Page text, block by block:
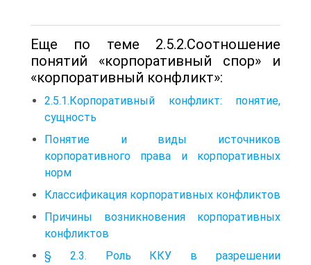
Еще по теме 2.5.2.Соотношение
понятий «корпоративный спор» и
«корпоративный конфликт»:
2.5.1.Корпоративный конфликт: понятие,
сущность
Понятие и виды источников
корпоративного права и корпоративных
норм
Классификация корпоративных конфликтов
Причины возникновения корпоративных
конфликтов
§ 2.3. Роль ККУ в разрешении